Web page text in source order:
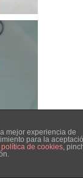
mejor experiencia de
para la
política de cookies,